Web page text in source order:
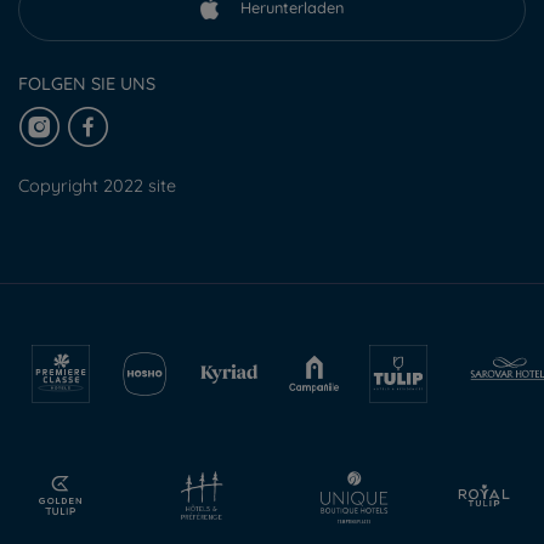
Herunterladen
FOLGEN SIE UNS
Copyright 2022 site